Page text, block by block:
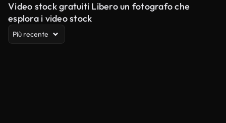
Video stock gratuiti Libero un fotografo che
esplora i video stock
Più recente